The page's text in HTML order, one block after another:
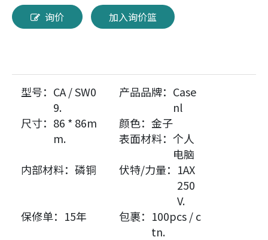
询价 加入询价篮
型号： CA / SW0
9.
产品品牌： Case
nl
尺寸： 86 * 86m
m.
颜色： 金子
表面材料： 个人
电脑
内部材料： 磷铜 伏特/力量： 1AX
250
V.
保修单： 15年 包裹： 100pcs / c
tn.